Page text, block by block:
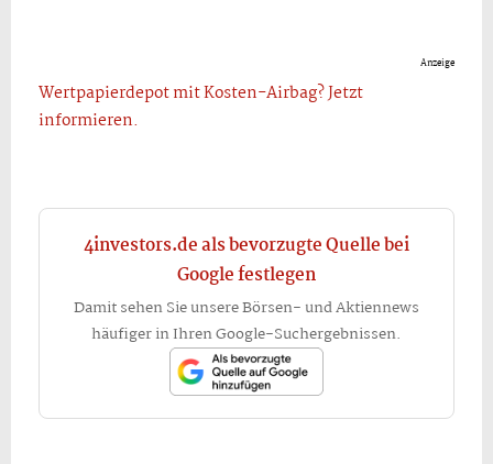
Anzeige
Wertpapierdepot mit Kosten-Airbag? Jetzt
informieren.
4investors.de als bevorzugte Quelle bei
Google festlegen
Damit sehen Sie unsere Börsen- und Aktiennews
häufiger in Ihren Google-Suchergebnissen.